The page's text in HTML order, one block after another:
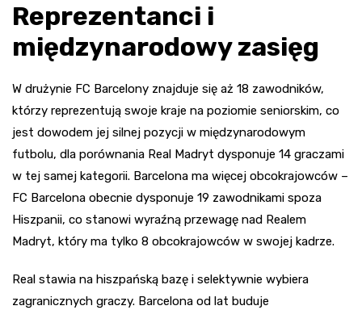
Reprezentanci i
międzynarodowy zasięg
W drużynie FC Barcelony znajduje się aż 18 zawodników,
którzy reprezentują swoje kraje na poziomie seniorskim, co
jest dowodem jej silnej pozycji w międzynarodowym
futbolu, dla porównania Real Madryt dysponuje 14 graczami
w tej samej kategorii. Barcelona ma więcej obcokrajowców –
FC Barcelona obecnie dysponuje 19 zawodnikami spoza
Hiszpanii, co stanowi wyraźną przewagę nad Realem
Madryt, który ma tylko 8 obcokrajowców w swojej kadrze.
Real stawia na hiszpańską bazę i selektywnie wybiera
zagranicznych graczy. Barcelona od lat buduje